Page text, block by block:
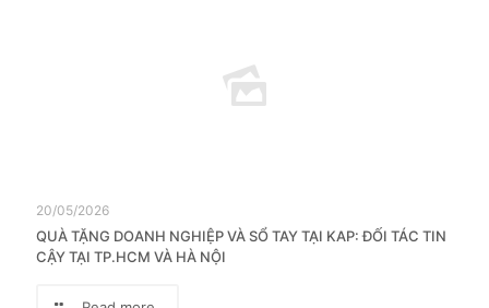
20/05/2026
QUÀ TẶNG DOANH NGHIỆP VÀ SỔ TAY TẠI KAP: ĐỐI TÁC TIN
CẬY TẠI TP.HCM VÀ HÀ NỘI